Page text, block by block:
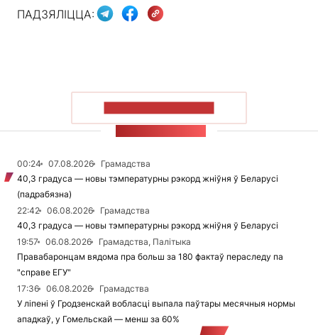
ПАДЗЯЛІЦЦА:
00:24 07.08.2026
Грамадства
40,3 градуса — новы тэмпературны рэкорд жніўня ў Беларусі
(падрабязна)
22:42
06.08.2026
Грамадства
40,3 градуса — новы тэмпературны рэкорд жніўня ў Беларусі
19:57
06.08.2026
Грамадства, Палітыка
Правабаронцам вядома пра больш за 180 фактаў пераследу па
"справе ЕГУ"
17:36
06.08.2026
Грамадства
У ліпені ў Гродзенскай вобласці выпала паўтары месячныя нормы
ападкаў, у Гомельскай — менш за 60%